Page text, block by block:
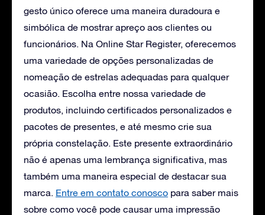
gesto único oferece uma maneira duradoura e
simbólica de mostrar apreço aos clientes ou
funcionários. Na Online Star Register, oferecemos
uma variedade de opções personalizadas de
nomeação de estrelas adequadas para qualquer
ocasião. Escolha entre nossa variedade de
produtos, incluindo certificados personalizados e
pacotes de presentes, e até mesmo crie sua
própria constelação. Este presente extraordinário
não é apenas uma lembrança significativa, mas
também uma maneira especial de destacar sua
marca. Entre em contato conosco para saber mais
sobre como você pode causar uma impressão